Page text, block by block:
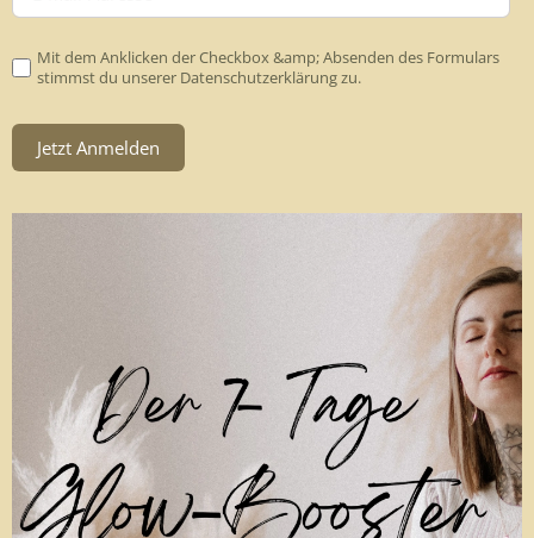
Mit dem Anklicken der Checkbox &amp; Absenden des Formulars
stimmst du unserer Datenschutzerklärung zu.
Jetzt Anmelden